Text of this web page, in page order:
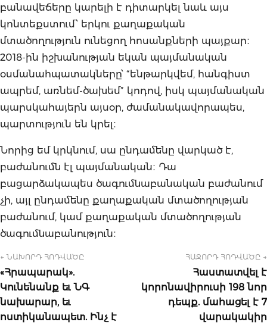
բանավեճերը կարելի է դիտարկել նաև այս
կոնտեքստում՝ երկու քաղաքական
մտածողություն ունեցող հոսանքների պայքար։
2018-ին իշխանության եկան պայմանական
օսմանահպատակները՝ “ենթարկվեմ, հանգիստ
ապրեմ, առնեմ-ծախեմ” կոդով, իսկ պայմանական
պարսկահայերն այսօր, ժամանակավորապես,
պարտություն են կրել։
Նորից եմ կրկնում, սա ընդամենը վարկած է,
բաժանումն էլ պայմանական։ Դա
բացարձակապես ծագումնաբանական բաժանում
չի, այլ ընդամենը քաղաքական մտածողության
բաժանում, կամ քաղաքական մտածողության
ծագումնաբանություն։
← ՆԱԽՈՐԴ ՀՈԴՎԱԾԸ
«Հրապարակ».
Կունենանք եւ ՆԳ
նախարար, եւ
ոստիկանապետ. Ինչ է
ՀԱՋՈՐԴ ՀՈԴՎԱԾԸ →
Հաստատվել է
կորոնավիրուսի 198 նոր
դեպք. մահացել է 7
վարակակիր